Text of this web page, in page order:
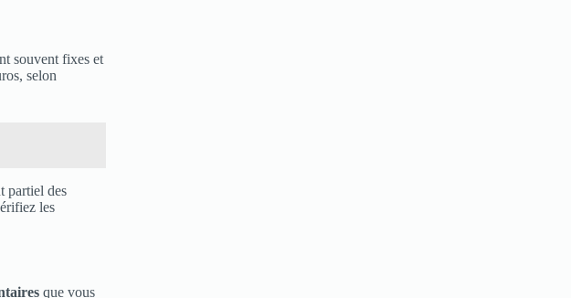
souvent fixes et
selon
partiel des
les
que vous